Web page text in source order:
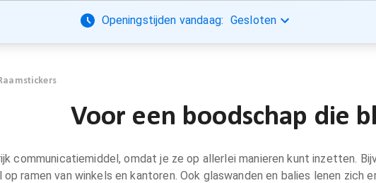
Openingstijden vandaag: Gesloten
Voor een boodschap die
communicatiemiddel, omdat je ze op allerlei manieren kunt inzetten.
ramen van winkels en kantoren. Ook glaswanden en balies lenen